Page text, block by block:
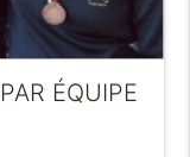
ÉQUIPE